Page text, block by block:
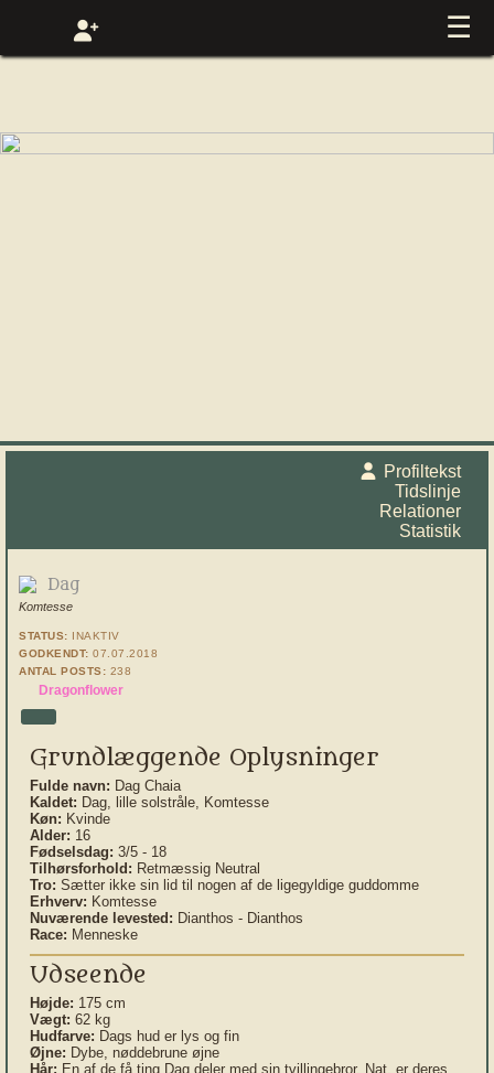
☰
Profiltekst
Tidslinje
Relationer
Statistik
Dag
Komtesse
STATUS: INAKTIV
GODKENDT: 07.07.2018
ANTAL POSTS: 238
Dragonflower
Grundlæggende Oplysninger
Fulde navn: Dag Chaia
Kaldet: Dag, lille solstråle, Komtesse
Køn: Kvinde
Alder: 16
Fødselsdag: 3/5 - 18
Tilhørsforhold: Retmæssig Neutral
Tro: Sætter ikke sin lid til nogen af de ligegyldige guddomme
Erhverv: Komtesse
Nuværende levested: Dianthos - Dianthos
Race: Menneske
Udseende
Højde: 175 cm
Vægt: 62 kg
Hudfarve: Dags hud er lys og fin
Øjne: Dybe, nøddebrune øjne
Hår: En af de få ting Dag deler med sin tvillingebror, Nat, er deres